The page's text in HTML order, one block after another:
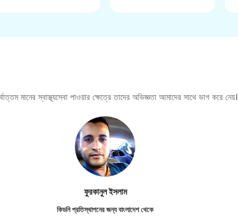
মানের স্বাস্থ্যসেবা পাওয়ার ক্ষেত্রে তাদের অভিজ্ঞতা আমাদের সাথে ভাগ করে নেয়।
ফুরকানুল ইসলাম
কিডনি প্রতিস্থাপনের জন্য বাংলাদেশ থেকে